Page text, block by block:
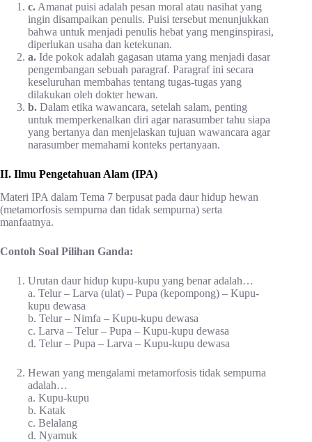
c. Amanat puisi adalah pesan moral atau nasihat yang
ingin disampaikan penulis. Puisi tersebut menunjukkan
bahwa untuk menjadi penulis hebat yang menginspirasi,
diperlukan usaha dan ketekunan.
a. Ide pokok adalah gagasan utama yang menjadi dasar
pengembangan sebuah paragraf. Paragraf ini secara
keseluruhan membahas tentang tugas-tugas yang
dilakukan oleh dokter hewan.
b. Dalam etika wawancara, setelah salam, penting
untuk memperkenalkan diri agar narasumber tahu siapa
yang bertanya dan menjelaskan tujuan wawancara agar
narasumber memahami konteks pertanyaan.
II. Ilmu Pengetahuan Alam (IPA)
Materi IPA dalam Tema 7 berpusat pada daur hidup hewan
(metamorfosis sempurna dan tidak sempurna) serta
manfaatnya.
Contoh Soal Pilihan Ganda:
Urutan daur hidup kupu-kupu yang benar adalah…
a. Telur – Larva (ulat) – Pupa (kepompong) – Kupu-
kupu dewasa
b. Telur – Nimfa – Kupu-kupu dewasa
c. Larva – Telur – Pupa – Kupu-kupu dewasa
d. Telur – Pupa – Larva – Kupu-kupu dewasa
Hewan yang mengalami metamorfosis tidak sempurna
adalah…
a. Kupu-kupu
b. Katak
c. Belalang
d. Nyamuk